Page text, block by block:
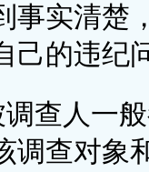
事实清楚
己的违纪
查人一
调查对象